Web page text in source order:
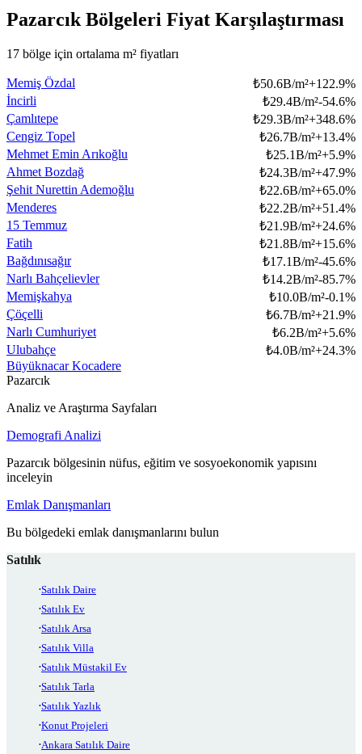
Pazarcık Bölgeleri Fiyat Karşılaştırması
17 bölge için ortalama m² fiyatları
Memiş Özdal ₺50.6B/m²+122.9%
İncirli
₺29.4B/m²-54.6%
Çamlıtepe
₺29.3B/m²+348.6%
Cengiz Topel
₺26.7B/m²+13.4%
Mehmet Emin Arıkoğlu
₺25.1B/m²+5.9%
Ahmet Bozdağ
₺24.3B/m²+47.9%
Şehit Nurettin Ademoğlu
₺22.6B/m²+65.0%
Menderes
₺22.2B/m²+51.4%
15 Temmuz
₺21.9B/m²+24.6%
Fatih
₺21.8B/m²+15.6%
Bağdınısağır
₺17.1B/m²-45.6%
Narlı Bahçelievler
₺14.2B/m²-85.7%
Memişkahya
₺10.0B/m²-0.1%
Çöçelli
₺6.7B/m²+21.9%
Narlı Cumhuriyet
₺6.2B/m²+5.6%
Ulubahçe
₺4.0B/m²+24.3%
Büyüknacar Kocadere
Pazarcık
Analiz ve Araştırma Sayfaları
Demografi Analizi
Pazarcık bölgesinin nüfus, eğitim ve sosyoekonomik yapısını
inceleyin
Emlak Danışmanları
Bu bölgedeki emlak danışmanlarını bulun
Satılık
Satılık Daire
Satılık Ev
Satılık Arsa
Satılık Villa
Satılık Müstakil Ev
Satılık Tarla
Satılık Yazlık
Konut Projeleri
Ankara Satılık Daire